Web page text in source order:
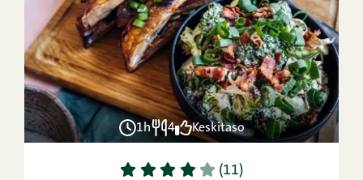
1h 4 Keskitaso
1 2 3 4 5 (11)